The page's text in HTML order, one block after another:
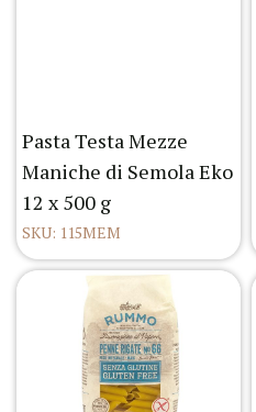
Pasta Testa Mezze
Maniche di Semola Eko
12 x 500 g
SKU: 115MEM